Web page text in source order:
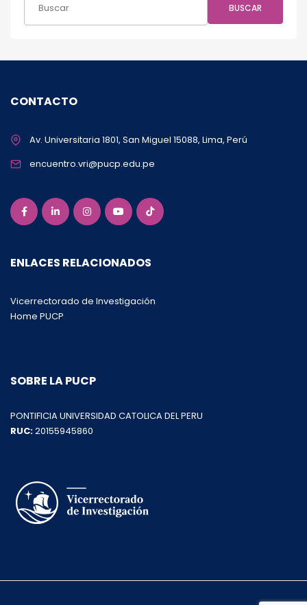
BUSCAR
CONTACTO
Av. Universitaria 1801, San Miguel 15088, Lima, Perú
encuentro.vri@pucp.edu.pe
ENLACES RELACIONADOS
Vicerrectorado de Investigación
Home PUCP
SOBRE LA PUCP
PONTIFICIA UNIVERSIDAD CATOLICA DEL PERU
RUC:20155945860